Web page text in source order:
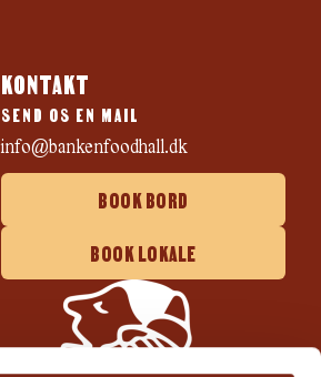
KONTAKT
SEND OS EN MAIL
info@bankenfoodhall.dk
BOOK BORD
BOOK LOKALE